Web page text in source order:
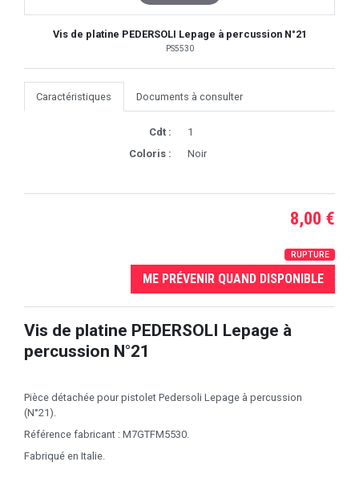
Vis de platine PEDERSOLI Lepage à percussion N°21
PS5530
Caractéristiques Documents à consulter
Cdt :
1
Coloris :
Noir
8,00 €
RUPTURE
ME PRÉVENIR QUAND DISPONIBLE
Vis de platine PEDERSOLI Lepage à
percussion N°21
Pièce détachée pour pistolet Pedersoli Lepage à percussion
(N°21).
Référence fabricant : M7GTFM5530.
Fabriqué en Italie.